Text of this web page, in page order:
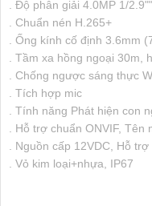
. Độ phân giải 4.0MP 1/
. Chuẩn nén H.265+
. Ống kính cố định 3.6mm
. Tầm xa hồng ngoại 30m,
. Chống ngược sáng thực
. Tích hợp mic
. Tính năng Phát hiện con
. Hỗ trợ chuẩn ONVIF,
. Nguồn cấp 12VDC, Hỗ trợ
. Vỏ kim loại+nhựa, IP67